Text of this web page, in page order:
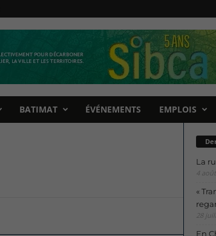
BATIMAT ÉVÉNEMENTS EMPLOIS
La
4
«
28
En